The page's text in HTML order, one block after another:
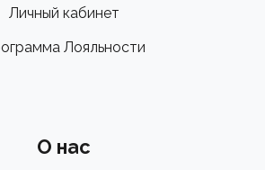
Личный кабинет
Лояльности
О нас